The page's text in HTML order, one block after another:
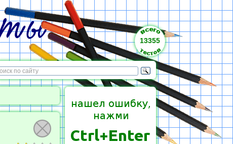
13355